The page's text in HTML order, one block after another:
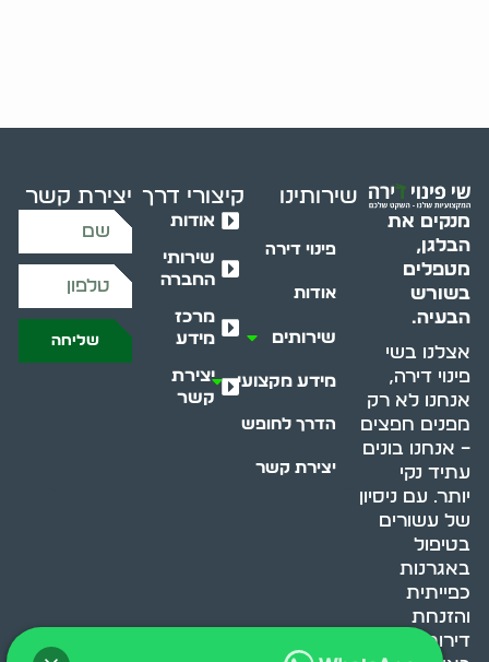
מנקים את
הבלגן,
מטפלים
בשורש
הבעיה.
אצלנו בשי
פינוי דירה,
אנחנו לא רק
מפנים חפצים
– אנחנו בונים
עתיד נקי
יותר. עם ניסיון
של עשורים
בטיפול
באגרנות
כפייתית
והזנחת
דירות, אנחנו
שירותינו
פינוי דירה
אודות
שירותים
מידע מקצועי
הדרך לחופש
יצירת קשר
קיצורי דרך
אודות
שירותי
החברה
מרכז
מידע
יצירת
קשר
יצירת קשר
שליחה